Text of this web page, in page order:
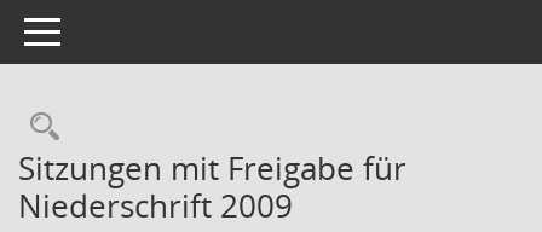
Toggle navigation
Rechercheauswahl
Sitzungen mit Freigabe für
Niederschrift 2009